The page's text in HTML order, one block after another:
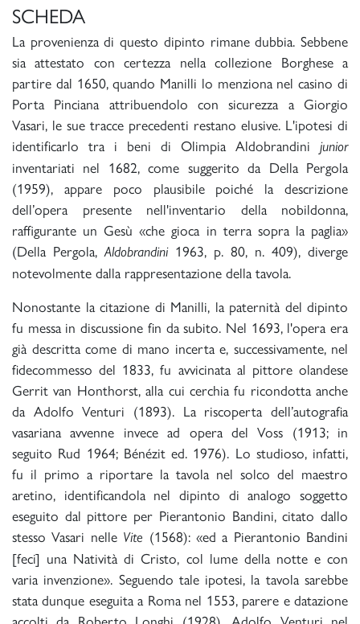
SCHEDA
La provenienza di questo dipinto rimane dubbia. Sebbene
sia attestato con certezza nella collezione Borghese a
partire dal 1650, quando Manilli lo menziona nel casino di
Porta Pinciana attribuendolo con sicurezza a Giorgio
Vasari, le sue tracce precedenti restano elusive. L'ipotesi di
identificarlo tra i beni di Olimpia Aldobrandini junior
inventariati nel 1682, come suggerito da Della Pergola
(1959), appare poco plausibile poiché la descrizione
dell’opera presente nell'inventario della nobildonna,
raffigurante un Gesù «che gioca in terra sopra la paglia»
(Della Pergola,Aldobrandini 1963, p. 80, n. 409), diverge
notevolmente dalla rappresentazione della tavola.
Nonostante la citazione di Manilli, la paternità del dipinto
fu messa in discussione fin da subito. Nel 1693, l'opera era
già descritta come di mano incerta e, successivamente, nel
fidecommesso del 1833, fu avvicinata al pittore olandese
Gerrit van Honthorst, alla cui cerchia fu ricondotta anche
da Adolfo Venturi (1893). La riscoperta dell’autografia
vasariana avvenne invece ad opera del Voss (1913; in
seguito Rud 1964; Bénézit ed. 1976). Lo studioso, infatti,
fu il primo a riportare la tavola nel solco del maestro
aretino, identificandola nel dipinto di analogo soggetto
eseguito dal pittore per Pierantonio Bandini, citato dallo
stesso Vasari nelle Vite (1568): «ed a Pierantonio Bandini
[feci] una Natività di Cristo, col lume della notte e con
varia invenzione». Seguendo tale ipotesi, la tavola sarebbe
stata dunque eseguita a Roma nel 1553, parere e datazione